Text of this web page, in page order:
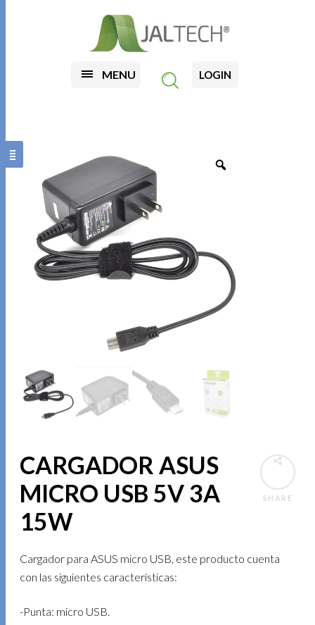
MENU LOGIN
SHARE
CARGADOR ASUS
MICRO USB 5V 3A
15W
Cargador para ASUS micro USB, este producto cuenta
con las siguientes características:
-Punta: micro USB.